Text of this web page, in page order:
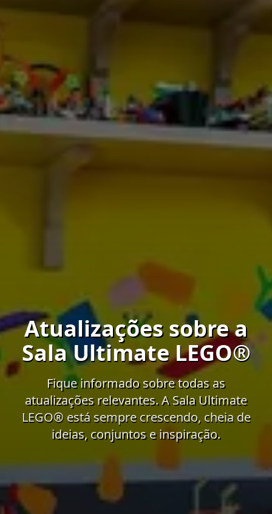
Atualizações sobre a
Sala Ultimate LEGO®
Fique informado sobre todas as
atualizações relevantes. A Sala Ultimate
LEGO® está sempre crescendo, cheia de
ideias, conjuntos e inspiração.